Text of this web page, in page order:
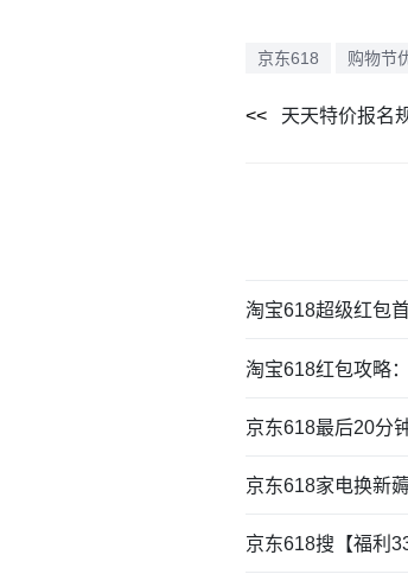
京东618 购物节
淘宝618超级红包
淘宝618红包攻略
京东618最后20分
京东618家电换新
京东618搜【福利